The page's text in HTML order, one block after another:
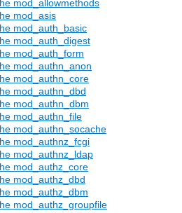
mod_allowmethods
mod_asis
mod_auth_basic
mod_auth_digest
mod_auth_form
mod_authn_anon
mod_authn_core
mod_authn_dbd
mod_authn_dbm
mod_authn_file
mod_authn_socache
mod_authnz_fcgi
mod_authnz_ldap
mod_authz_core
mod_authz_dbd
mod_authz_dbm
mod_authz_groupfile